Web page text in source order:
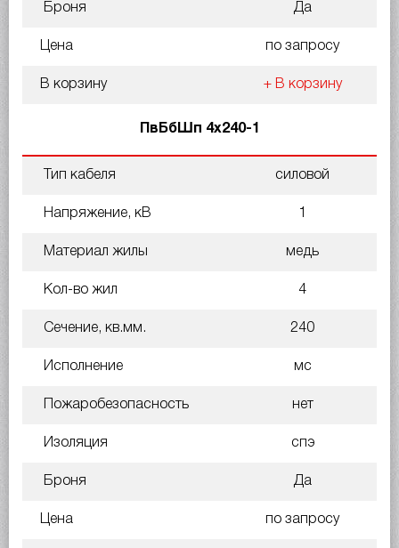
Броня Да
Цена по запросу
В корзину + В корзину
ПвБбШп 4х240-1
Тип кабеля силовой
Напряжение, кВ 1
Материал жилы медь
Кол-во жил 4
Сечение, кв.мм. 240
Исполнение мс
Пожаробезопасность нет
Изоляция спэ
Броня Да
Цена по запросу